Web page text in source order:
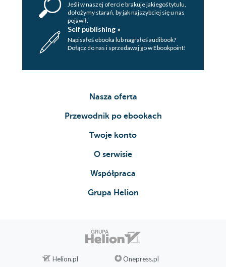
Jeśli w naszej ofercie brakuje jakiegoś tytulu,
dołożymy starań, by jak najszybciej się u nas
pojawił.
Self publishing »
Napisałeś ebooka lub nagrałeś audibook?
Dołącz do nas i sprzedawaj go w Ebookpoint!
Nasza oferta
Przewodnik po ebookach
Twoje konto
O serwisie
Współpraca
Grupa Helion
Helion.pl Onepress.pl